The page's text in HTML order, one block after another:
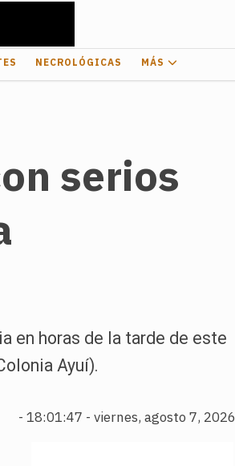
NECROLÓGICAS MÁS
serios
en horas de la tarde de este
Ayuí).
- 18:01:48 - viernes, agosto 7, 2026